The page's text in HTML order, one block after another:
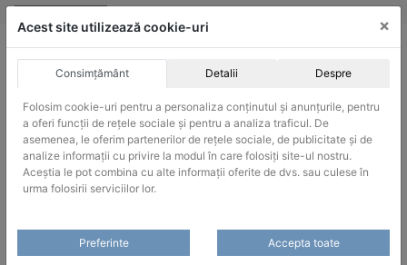
Skip
ACHIZITII PUBLICE
Produsele pot fi achizitionate si in sistemul SEAP / SICAP
Products
Acest site utilizează cookie-uri ×
Consimțământ Detalii Despre
Folosim cookie-uri pentru a personaliza conținutul și anunțurile, pentru
a oferi funcții de rețele sociale și pentru a analiza traficul. De
asemenea, le oferim partenerilor de rețele sociale, de publicitate și de
analize informații cu privire la modul în care folosiți site-ul nostru.
Aceștia le pot combina cu alte informații oferite de dvs. sau culese în
urma folosirii serviciilor lor.
Preferinte Accepta toate